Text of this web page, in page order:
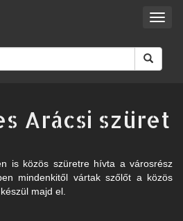
Arácsi szüret
is közös szüretre hívta a városrész
mindenkitől vártak szőlőt a közös
majd el.